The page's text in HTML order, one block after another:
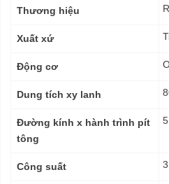
kỹThương hiệu
Xuất xứ
Động cơ
Dung tích xy lanh
Đường kính x hành trình pít
tông
Công suất